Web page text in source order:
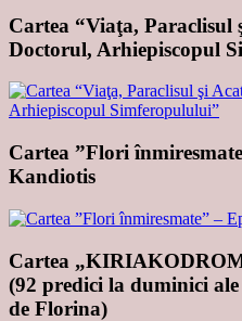
Cartea “Viaţa, Paraclisul
Doctorul, Arhiepiscopul
Cartea ”Flori
Kandiotis
Cartea
(92 predici la duminici
de Florina)